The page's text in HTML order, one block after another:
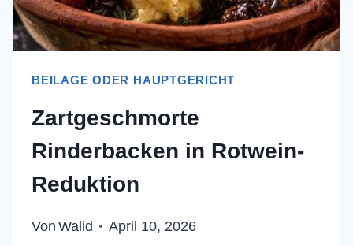
BEILAGE ODER HAUPTGERICHT
Zartgeschmorte
Rinderbacken in Rotwein-
Reduktion
Von Walid April 10, 2026